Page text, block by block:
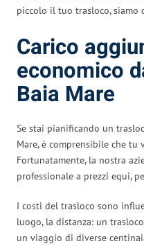
piccolo il tuo trasloco, siamo
Carico
economico
Baia Mare
Se stai pianificando un
Mare, è comprensibile che
Fortunatamente, la nostra
professionale a prezzi equi,
I costi del trasloco sono
luogo, la distanza: un
un viaggio di diverse